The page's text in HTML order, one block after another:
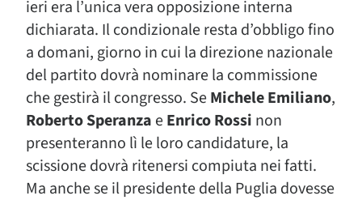
ieri era l’unica vera opposizione interna
dichiarata. Il condizionale resta d’obbligo fino
a domani, giorno in cui la direzione nazionale
del partito dovrà nominare la commissione
che gestirà il congresso. SeMichele Emiliano,
Roberto Speranza eEnrico Rossi non
presenteranno lì le loro candidature, la
scissione dovrà ritenersi compiuta nei fatti.
Ma anche se il presidente della Puglia dovesse